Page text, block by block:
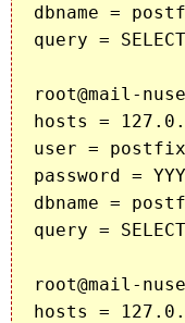
dbname =
query =
root@mail-
hosts =
user =
password = YYY
dbname =
query =
root@mail-
hosts =